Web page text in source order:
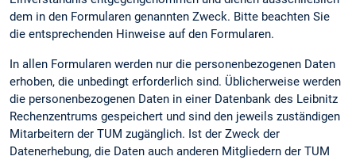
dem in den Formularen genannten Zweck. Bitte beachten Sie
die entsprechenden Hinweise auf den Formularen.
In allen Formularen werden nur die personenbezogenen Daten
erhoben, die unbedingt erforderlich sind. Üblicherweise werden
die personenbezogenen Daten in einer Datenbank des Leibnitz
Rechenzentrums gespeichert und sind den jeweils zuständigen
Mitarbeitern der TUM zugänglich. Ist der Zweck der
Datenerhebung, die Daten auch anderen Mitgliedern der TUM